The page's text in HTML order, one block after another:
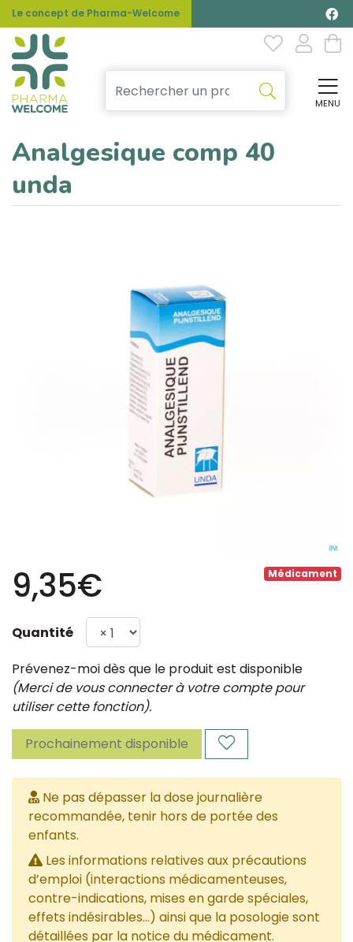
Le concept de Pharma-Welcome
MENU
Analgesique comp 40
unda
Médicament
9,35€
Quantité
Prévenez-moi dès que le produit est disponible
(Merci de vous connecter à votre compte pour
utiliser cette fonction).
Prochainement disponible
Ne pas dépasser la dose journalière
recommandée, tenir hors de portée des
enfants.
Les informations relatives aux précautions
d’emploi (interactions médicamenteuses,
contre-indications, mises en garde spéciales,
effets indésirables...) ainsi que la posologie sont
détaillées par la notice du médicament.